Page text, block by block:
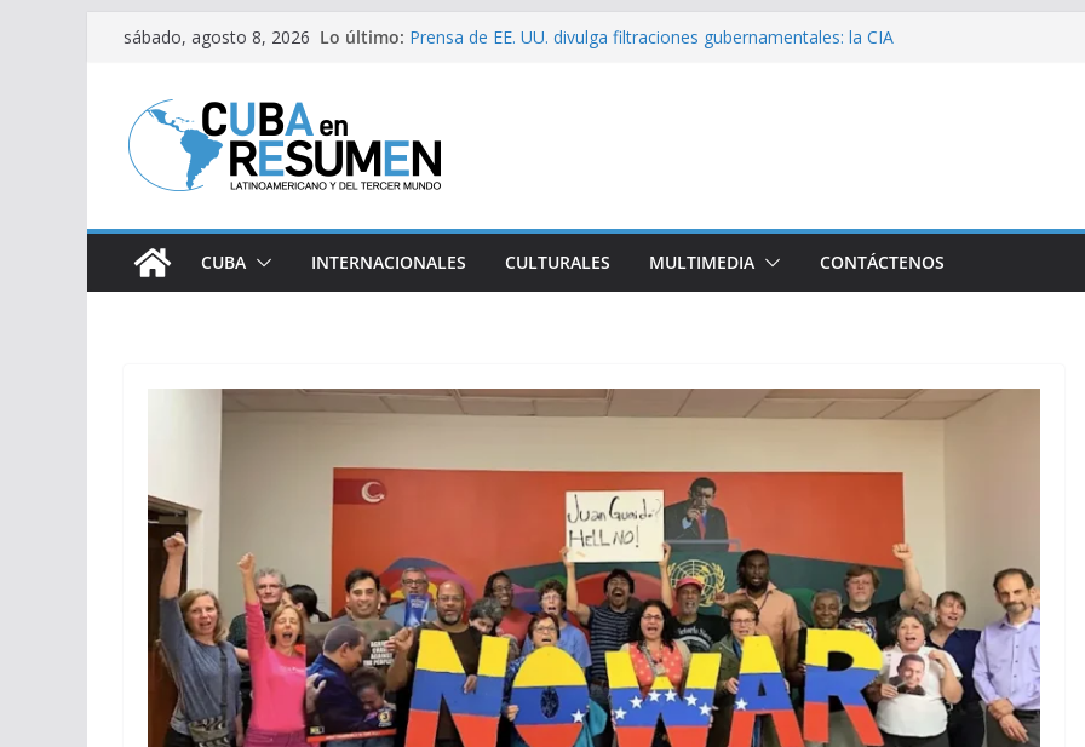
Saltar
contenido
sábado, agosto 8, 2026 Lo último:
Prensa de EE. UU. divulga filtraciones gubernamentales: la CIA
Visitó Díaz-Canel la Empresa Eléctrica de La Habana y otros
lugares de impacto para el país
CUBA INTERNACIONALES CULTURALES MULTIMEDIA CONTÁCTENOS